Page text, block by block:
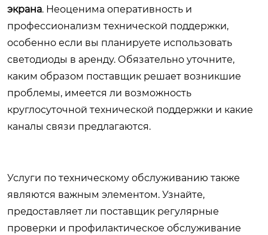
экрана. Неоценима оперативность и
профессионализм технической поддержки,
особенно если вы планируете использовать
светодиоды в аренду. Обязательно уточните,
каким образом поставщик решает возникшие
проблемы, имеется ли возможность
круглосуточной технической поддержки и какие
каналы связи предлагаются.
Услуги по техническому обслуживанию также
являются важным элементом. Узнайте,
предоставляет ли поставщик регулярные
проверки и профилактическое обслуживание